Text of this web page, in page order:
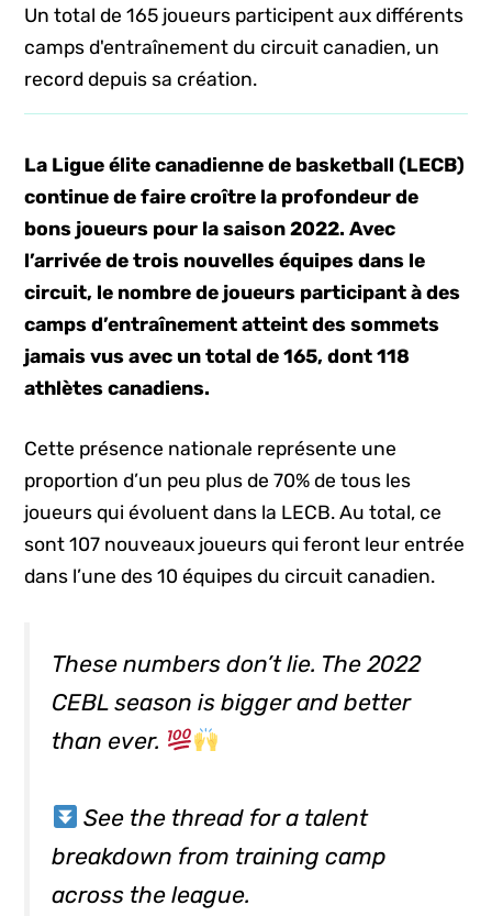
Un total de 165 joueurs participent aux différents
camps d'entraînement du circuit canadien, un
record depuis sa création.
La Ligue élite canadienne de basketball (LECB)
continue de faire croître la profondeur de
bons joueurs pour la saison 2022. Avec
l’arrivée de trois nouvelles équipes dans le
circuit, le nombre de joueurs participant à des
camps d’entraînement atteint des sommets
jamais vus avec un total de 165, dont 118
athlètes canadiens.
Cette présence nationale représente une
proportion d’un peu plus de 70% de tous les
joueurs qui évoluent dans la LECB. Au total, ce
sont 107 nouveaux joueurs qui feront leur entrée
dans l’une des 10 équipes du circuit canadien.
These numbers don’t lie. The 2022
CEBL season is bigger and better
than ever.
See the thread for a talent
breakdown from training camp
across the league.